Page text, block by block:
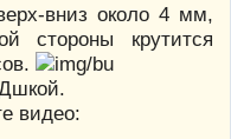
вниз около 4 мм,
стороны крутится
видео: